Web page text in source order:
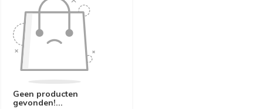
Geen producten
gevonden!...